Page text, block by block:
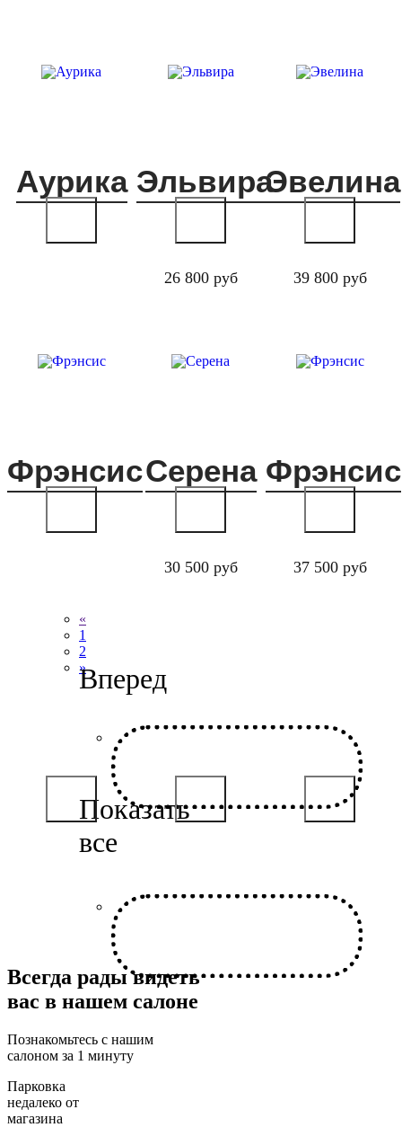
Аурика
26 800 руб
Эльвира
39 800 руб
Эвелина
Фрэнсис
30 500 руб
Серена
37 500 руб
Фрэнсис
«
1
2
»
Всегда рады видеть
вас в нашем салоне
Познакомьтесь с нашим
салоном за 1 минуту
Парковка
недалеко от
магазина